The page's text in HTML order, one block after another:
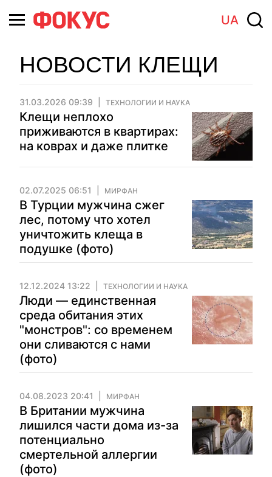
UA
НОВОСТИ КЛЕЩИ
31.03.2026 09:39 ТЕХНОЛОГИИ И НАУКА
Клещи неплохо
приживаются в квартирах:
на коврах и даже плитке
02.07.2025 06:51 МИРФАН
В Турции мужчина сжег
лес, потому что хотел
уничтожить клеща в
подушке (фото)
12.12.2024 13:22 ТЕХНОЛОГИИ И НАУКА
Люди — единственная
среда обитания этих
"монстров": со временем
они сливаются с нами
(фото)
04.08.2023 20:41 МИРФАН
В Британии мужчина
лишился части дома из-за
потенциально
смертельной аллергии
(фото)